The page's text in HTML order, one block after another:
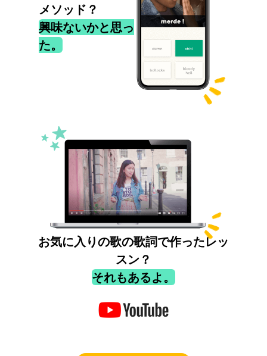
メソッド？
興味ないかと思っ
た。
お気に入りの歌の歌詞で作ったレッ
スン？
それもあるよ。